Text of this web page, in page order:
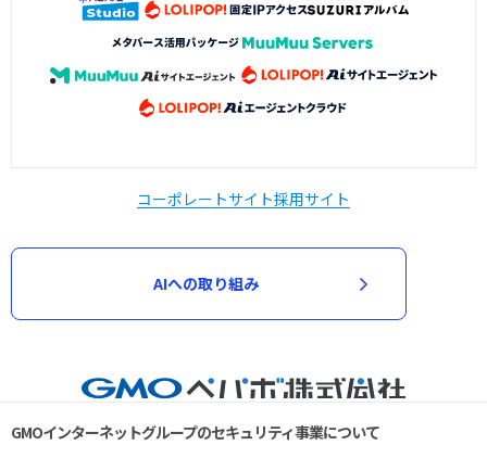
コーポレートサイト採用サイト
AIへの取り組み
GMOインターネットグループのセキュリティ事業について